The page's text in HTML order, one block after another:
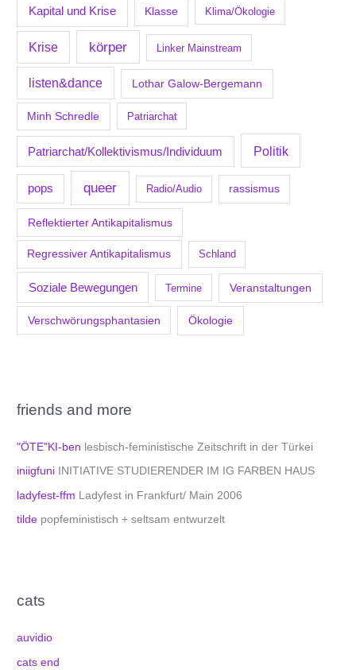
Kapital und Krise Klasse Klima/Ökologie
Krise körper Linker Mainstream
listen&dance Lothar Galow-Bergemann
Minh Schredle Patriarchat
Patriarchat/Kollektivismus/Individuum Politik
pops queer Radio/Audio rassismus
Reflektierter Antikapitalismus
Regressiver Antikapitalismus Schland
Soziale Bewegungen Termine Veranstaltungen
Verschwörungsphantasien Ökologie
friends and more
"ÖTE"KI-ben lesbisch-feministische Zeitschrift in der Türkei
iniigfuni INITIATIVE STUDIERENDER IM IG FARBEN HAUS
ladyfest-ffm Ladyfest in Frankfurt/ Main 2006
tilde popfeministisch + seltsam entwurzelt
cats
auvidio
cats end